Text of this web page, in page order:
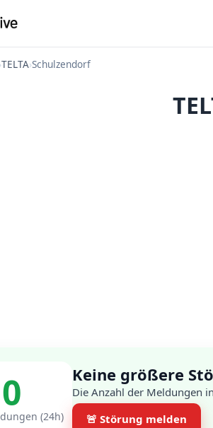
›TELTA›Schulzendorf
0
(24h)
Keine größere
Die Anzahl der Meldungen
🚨 Störung melden